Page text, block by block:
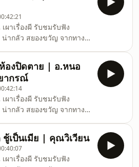
ผาเรื่องผี รับชมรับฟัง
ากลัว สยองขวัญ จากทาง
เป็นต้นไปได้ที่ช่อง คืนเผาผี
คืนเผาผี #ghostnight #ฟัง
องปิดตาย | อ.หนอ
ากรณ์
ผาเรื่องผี รับชมรับฟัง
ากลัว สยองขวัญ จากทาง
เป็นต้นไปได้ที่ช่อง คืนเผาผี
คืนเผาผี #ghostnight #ฟัง
ชู้เป็นเมีย | คุณวิเวียน
ผาเรื่องผี รับชมรับฟัง